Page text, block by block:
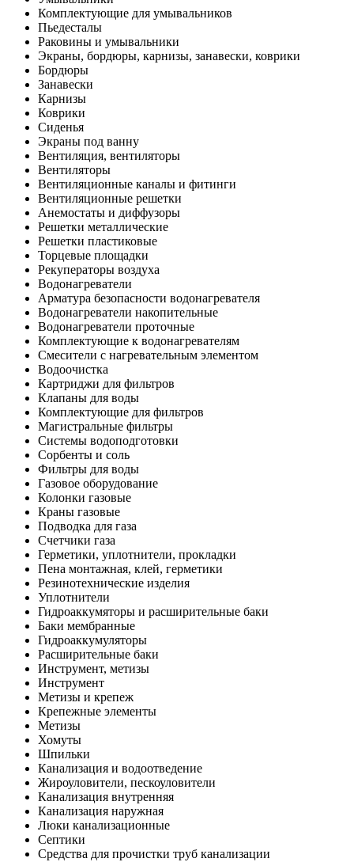
Комплектующие для умывальников
Пьедесталы
Раковины и умывальники
Экраны, бордюры, карнизы, занавески, коврики
Бордюры
Занавески
Карнизы
Коврики
Сиденья
Экраны под ванну
Вентиляция, вентиляторы
Вентиляторы
Вентиляционные каналы и фитинги
Вентиляционные решетки
Анемостаты и диффузоры
Решетки металлические
Решетки пластиковые
Торцевые площадки
Рекуператоры воздуха
Водонагреватели
Арматура безопасности водонагревателя
Водонагреватели накопительные
Водонагреватели проточные
Комплектующие к водонагревателям
Смесители с нагревательным элементом
Водоочистка
Картриджи для фильтров
Клапаны для воды
Комплектующие для фильтров
Магистральные фильтры
Системы водоподготовки
Сорбенты и соль
Фильтры для воды
Газовое оборудование
Колонки газовые
Краны газовые
Подводка для газа
Счетчики газа
Герметики, уплотнители, прокладки
Пена монтажная, клей, герметики
Резинотехнические изделия
Уплотнители
Гидроаккумяторы и расширительные баки
Баки мембранные
Гидроаккумуляторы
Расширительные баки
Инструмент, метизы
Инструмент
Метизы и крепеж
Крепежные элементы
Метизы
Хомуты
Шпильки
Канализация и водоотведение
Жироуловители, пескоуловители
Канализация внутренняя
Канализация наружная
Люки канализационные
Септики
Средства для прочистки труб канализации